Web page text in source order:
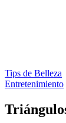
Tips de Belleza
Entretenimiento